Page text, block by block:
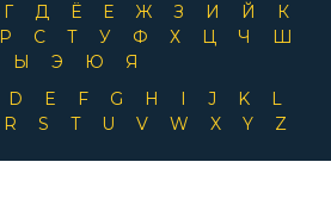
Г Д Ё Е Ж З И Й
К
Р С Т У Ф Х Ц Ч
Ш
Ы Э Ю
Я
D E F G H I J K
L
R S T U V W X Y Z